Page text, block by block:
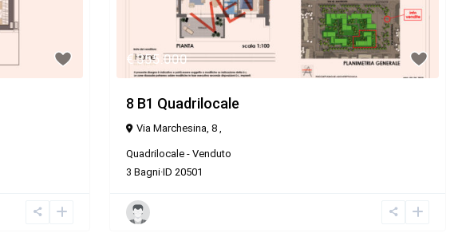
€ 355.000
8 B1 Quadrilocale
Via Marchesina, 8 ,
Quadrilocale - Venduto
3 Bagni·ID 20501